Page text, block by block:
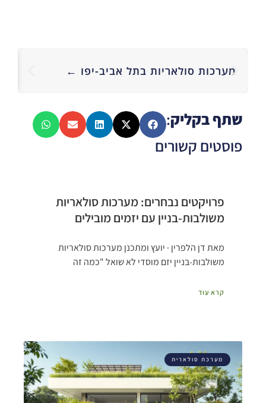
מערכות סולאריות בתל אביב-יפו ←
שתף בקליק:
פוסטים קשורים
פרויקטים נבחרים: מערכות סולאריות
משולבות-בניין עם יזמים מובילים
מאת דן הלפרין · יועץ ומתכנן מערכות סולאריות
משולבות-בניין יזם מוסדי לא שואל "כמה זה
קרא עוד
מערכת סולארית